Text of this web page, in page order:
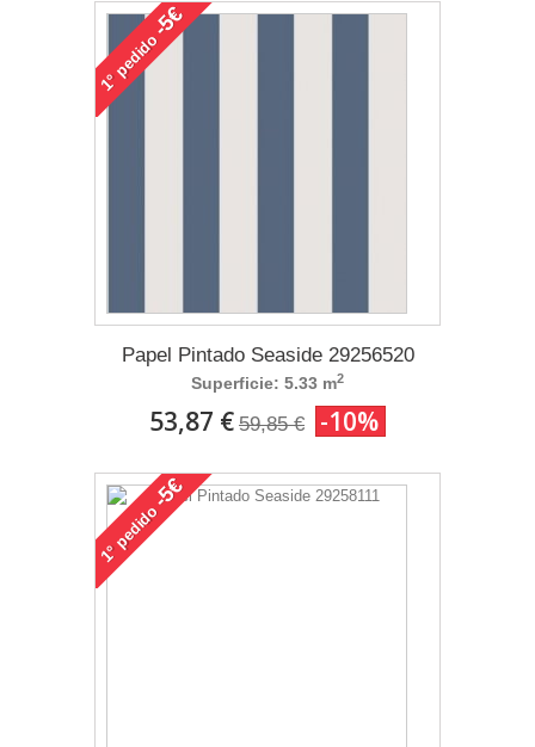
1°
pedido
-5€
Papel Pintado Seaside 29256520
Superficie: 5.33 m2
53,87 € 59,85 € -10%
1°
pedido
-5€